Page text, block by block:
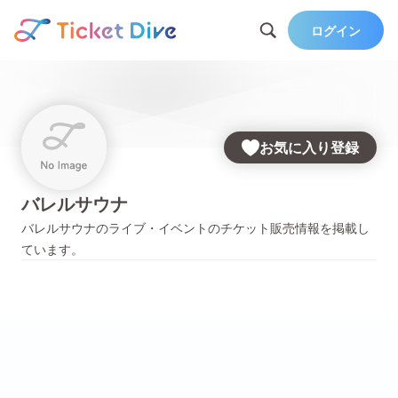
ログイン
お気に入り登録
バレルサウナ
バレルサウナのライブ・イベントのチケット販売情報を掲載し
ています。